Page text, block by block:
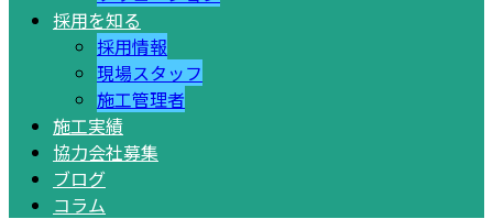
採用を知る
採用情報
現場スタッフ
施工管理者
施工実績
協力会社募集
ブログ
コラム